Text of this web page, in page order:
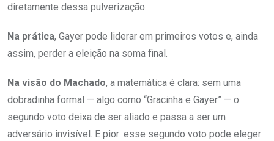
diretamente dessa pulverização.
Na prática, Gayer pode liderar em primeiros votos e, ainda
assim, perder a eleição na soma final.
Na visão do Machado, a matemática é clara: sem uma
dobradinha formal — algo como “Gracinha e Gayer” — o
segundo voto deixa de ser aliado e passa a ser um
adversário invisível. E pior: esse segundo voto pode eleger